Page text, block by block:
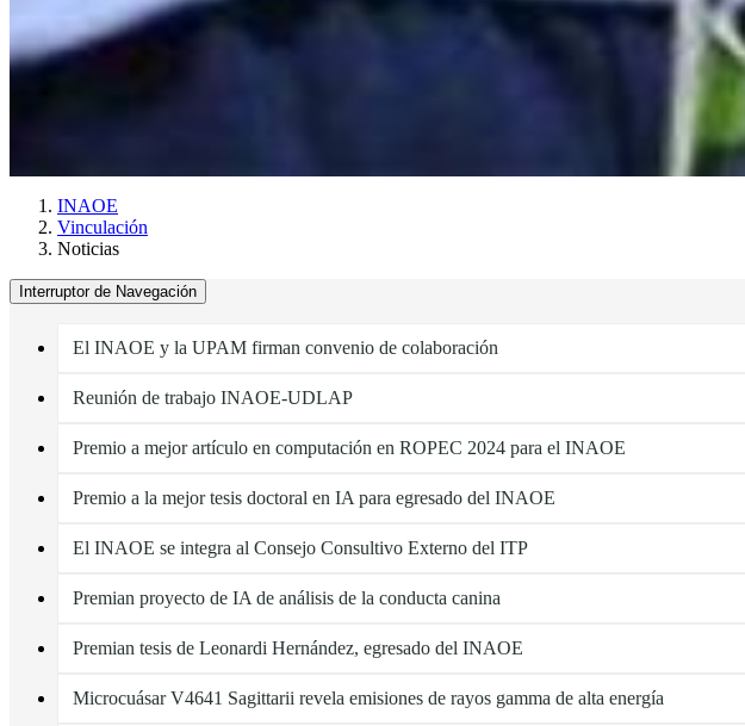
INAOE
Vinculación
Noticias
Interruptor de Navegación
El INAOE y la UPAM firman convenio de colaboración
Reunión de trabajo INAOE-UDLAP
Premio a mejor artículo en computación en ROPEC 2024 para el INAOE
Premio a la mejor tesis doctoral en IA para egresado del INAOE
El INAOE se integra al Consejo Consultivo Externo del ITP
Premian proyecto de IA de análisis de la conducta canina
Premian tesis de Leonardi Hernández, egresado del INAOE
Microcuásar V4641 Sagittarii revela emisiones de rayos gamma de alta energía